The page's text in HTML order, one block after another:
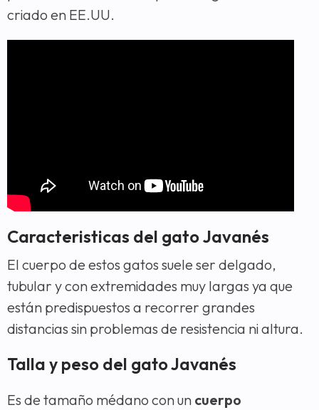
criado en EE.UU.
Caracteristicas del gato Javanés
El cuerpo de estos gatos suele ser delgado,
tubular y con extremidades muy largas ya que
están predispuestos a recorrer grandes
distancias sin problemas de resistencia ni altura.
Talla y peso del gato Javanés
Es de tamaño médano con un cuerpo